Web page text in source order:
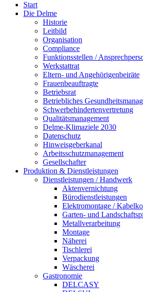
Start
Die Delme
Historie
Leitbild
Organisation
Compliance
Funktionsstellen /
Werkstattrat
Eltern- und Angehörigenbeiräte
Frauenbeauftragte
Betriebsrat
Betriebliches
Schwerbehindertenvertretung
Qualitätsmanagement
Delme-Klimaziele 2030
Datenschutz
Hinweisgeberkanal
Arbeitsschutzmanagement
Gesellschafter
Produktion & Dienstleistungen
Dienstleistungen / Handwerk
Aktenvernichtung
Bürodienstleistungen
Elektromontage /
Garten- und
Metallverarbeitung
Montage
Näherei
Tischlerei
Verpackung
Wäscherei
Gastronomie
DELCASY